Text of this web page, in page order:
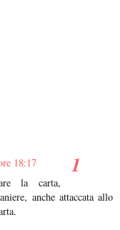
18:17
la carta,
anche attaccata allo